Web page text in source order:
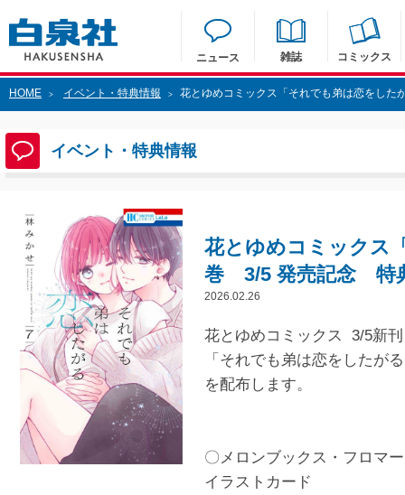
ニュース 雑誌 コミックス
HOME > イベント・特典情報 > 花とゆめコミックス「それでも弟は恋をし
イベント・特典情報
花とゆめコミックス
巻 3/5 発売記念 特
2026.02.26
花とゆめコミックス 3/5新刊
「それでも弟は恋をしたが
を配布します。
〇メロンブックス・フロマ
イラストカード